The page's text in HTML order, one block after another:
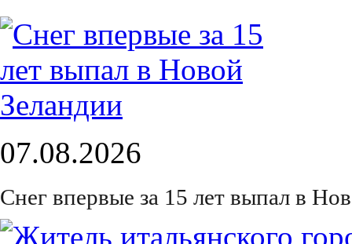
07.08.2026
Снег впервые за 15 лет выпал в